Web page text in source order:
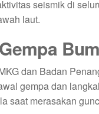
seismik di
laut.
dan Badan
gempa dan
saat merasakan